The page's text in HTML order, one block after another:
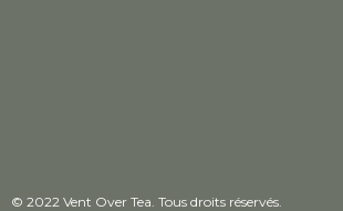
© 2022 Vent Over Tea. Tous droits réservés.